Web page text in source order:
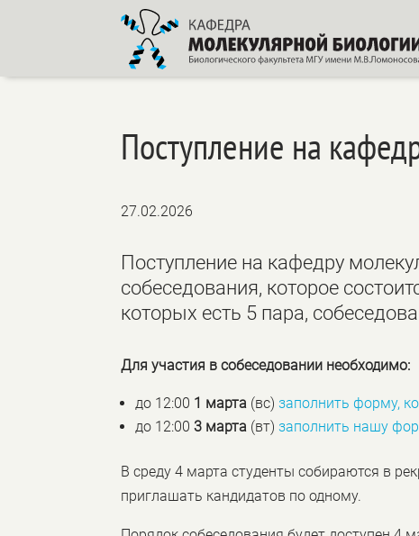
Поступление на
27.02.2026
Поступление на кафедру
собеседования, которое
которых есть 5 пара,
Для участия в собеседовании необходимо:
до 12:00 1 марта (вс)заполнить форму,
до 12:003 марта (вт)заполнить нашу
В среду 4 марта студенты собираются в
приглашать кандидатов по одному.